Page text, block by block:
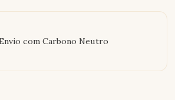
com Carbono Neutro